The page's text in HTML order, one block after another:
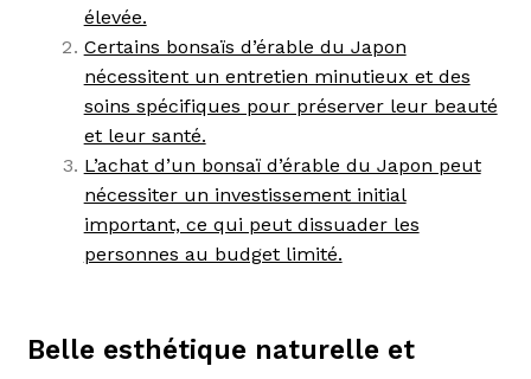
élevée.
Certains bonsaïs d’érable du Japon
nécessitent un entretien minutieux et des
soins spécifiques pour préserver leur beauté
et leur santé.
L’achat d’un bonsaï d’érable du Japon peut
nécessiter un investissement initial
important, ce qui peut dissuader les
personnes au budget limité.
Belle esthétique naturelle et